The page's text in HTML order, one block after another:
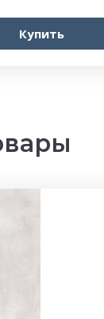
Купить